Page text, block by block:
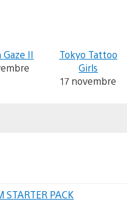
Gaze II
Tokyo Tattoo
Girls
17 novembre
STARTER PACK